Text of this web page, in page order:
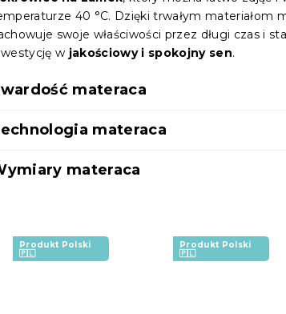
40 °C. Dzięki trwałym materiałom
swoje właściwości przez długi czas i
w jakościowy i spokojny sen.
materaca
materaca
materaca
Produkt Polski
🇵🇱
Produkt Polski
🇵🇱